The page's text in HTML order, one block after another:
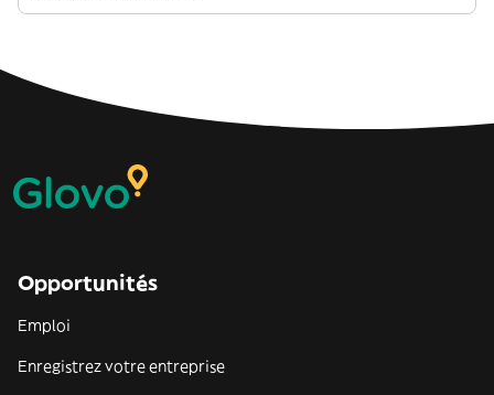
Opportunités
Emploi
Enregistrez votre entreprise